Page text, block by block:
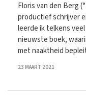
Floris van den Berg
productief schrijver
leerde ik telkens
nieuwste boek,
met naaktheid
23 MAART 2021